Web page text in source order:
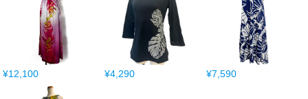
¥12,100 ¥4,290 ¥7,590